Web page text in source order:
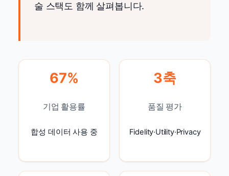
술 스택도 함께 살펴봅니다.
67%
기업 활용률
합성 데이터 사용 중
3축
품질 평가
Fidelity·Utility·Privacy